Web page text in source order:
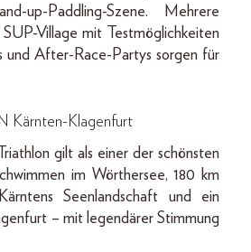
up-Paddling-Szene. Mehrere
SUP-Village mit Testmöglichkeiten
und After-Race-Partys sorgen für
Kärnten-Klagenfurt
gilt als einer der schönsten
im Wörthersee, 180 km
Seenlandschaft und ein
– mit legendärer Stimmung